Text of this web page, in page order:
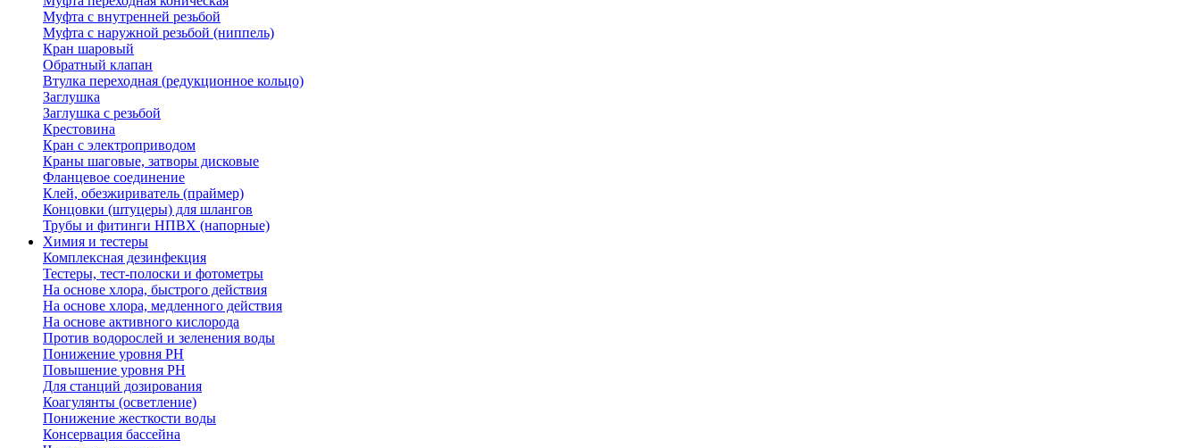
Муфта с внутренней резьбой
Муфта с наружной резьбой (ниппель)
Кран шаровый
Обратный клапан
Втулка переходная (редукционное кольцо)
Заглушка
Заглушка с резьбой
Крестовина
Кран с электроприводом
Краны шаговые, затворы дисковые
Фланцевое соединение
Клей, обезжириватель (праймер)
Концовки (штуцеры) для шлангов
Трубы и фитинги НПВХ (напорные)
Химия и тестеры
Комплексная дезинфекция
Тестеры, тест-полоски и фотометры
На основе хлора, быстрого действия
На основе хлора, медленного действия
На основе активного кислорода
Против водорослей и зеленения воды
Понижение уровня РН
Повышение уровня РН
Для станций дозирования
Коагулянты (осветление)
Понижение жесткости воды
Консервация бассейна